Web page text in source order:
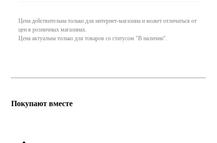
Цена действительна только для интернет-магазина и может отличаться от
цен в розничных магазинах.
Цена актуальна только для товаров со статусом "В наличии".
Покупают вместе